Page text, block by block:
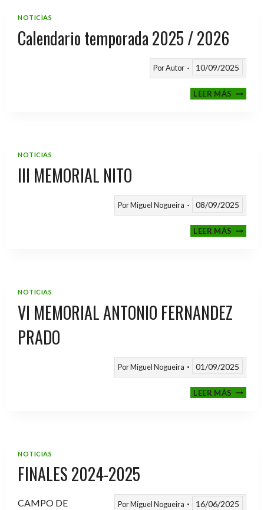
NOTICIAS
Calendario temporada 2025 / 2026
PorAutor 10/09/2025
LEER MÁS
NOTICIAS
III MEMORIAL NITO
PorMiguel Nogueira 08/09/2025
LEER MÁSIII
NOTICIAS
VI MEMORIAL ANTONIO FERNANDEZ
PRADO
PorMiguel Nogueira 01/09/2025
LEER MÁSVI
NOTICIAS
FINALES 2024-2025
PorMiguel Nogueira 16/06/2025
CAMPO DE